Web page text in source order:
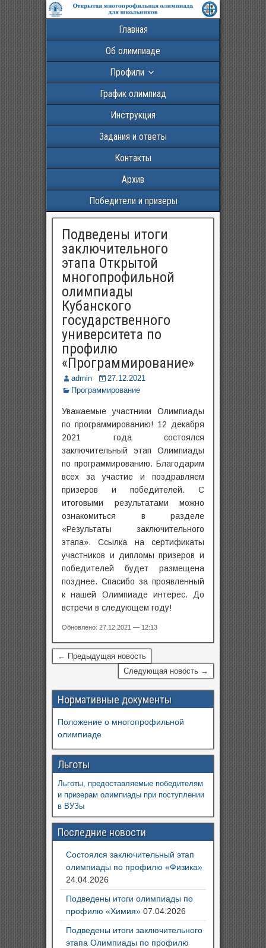
Главная
Об олимпиаде
Профили
График олимпиад
Инструкция
Задания и ответы
Контакты
Архив
Победители и призеры
Подведены итоги
заключительного
этапа Открытой
многопрофильной
олимпиады
Кубанского
государственного
университета по
профилю
«Программирование»
admin
27.12.2021
Программирование
Уважаемые участники Олимпиады
по программированию! 12 декабря
2021 года состоялся
заключительный этап Олимпиады
по программированию. Благодарим
всех за участие и поздравляем
призеров и победителей. С
итоговыми результатами можно
ознакомиться в разделе
«Результаты заключительного
этапа». Ссылка на сертификаты
участников и дипломы призеров и
победителей будет размещена
позднее. Спасибо за проявленный
к нашей Олимпиаде интерес. До
встречи в следующем году!
Обновлено: 27.12.2021 — 12:13
← Предыдущая новость
Следующая новость →
Нормативные документы
Положение о многопрофильной
олимпиаде
Льготы
Льготы, предоставляемые победителям
и призерам олимпиады при поступлении
в ВУЗы
Последние новости
Состоялся заключительный этап
олимпиады по профилю «Физика»
24.04.2026
Подведены итоги олимпиады по
профилю «Химия» 07.04.2026
Подведены итоги заключительного
этапа Олимпиады по профилю